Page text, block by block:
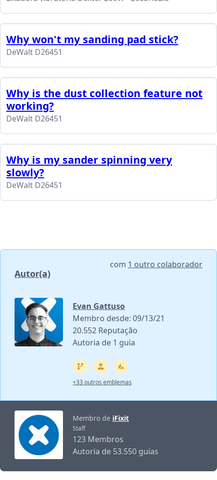
Why won't my sanding pad stick?
DeWalt D26451
Why is the dust collection feature not
working?
DeWalt D26451
Why is my sander spinning very
slowly?
DeWalt D26451
Autor(a)
com 1 outro colaborador
Evan Gattuso
Membro desde: 09/13/21
20.552 Reputação
Autoria de 1 guia
+33 outros emblemas
Membro de iFixit
Staff
123 Membros
Autoria de 53.550 guias